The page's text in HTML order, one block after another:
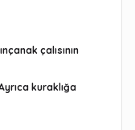
çalısının
kuraklığa